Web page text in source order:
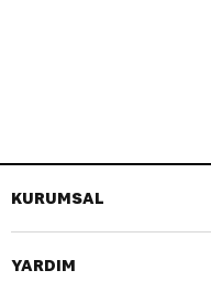
KURUMSAL
YARDIM